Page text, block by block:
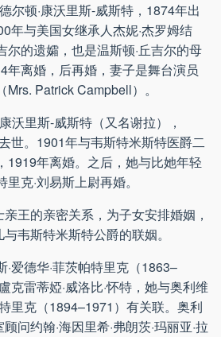
尔顿·康沃里斯-威斯特，1874年出
年与美国女继承人杰妮·杰罗姆结
尔的遗孀，也是温斯顿·丘吉尔的母
年离婚，后再婚，妻子是舞台演员
Patrick Campbell）。
沃里斯-威斯特（又名谢拉），
世。1901年与韦斯特米斯特医爵二
1919年离婚。之后，她与比她年轻
克·刘易斯上尉再婚。
王的亲密关系，为子女安排婚姻，
韦斯特米斯特公爵的联姻。
·爱德华·菲茨帕特里克（1863–
克雷蒂婭·威洛比·怀特，她与奥利维
里克（1894–1971）有关联。奥利
问约翰·海因里希·弗朗茨·玛丽亚·拉